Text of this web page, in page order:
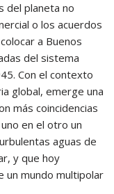
del planeta no
o los acuerdos
a Buenos
del sistema
Con el contexto
global, emerge una
más coincidencias
en el otro un
aguas de
y que hoy
un mundo multipolar